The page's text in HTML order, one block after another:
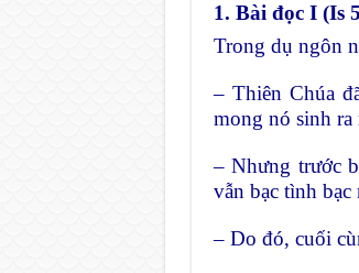
1. Bài đọc I (Is
Trong dụ ngôn
– Thiên Chúa
mong nó sinh
– Nhưng trước
vẫn bạc tình
– Do đó, cuối